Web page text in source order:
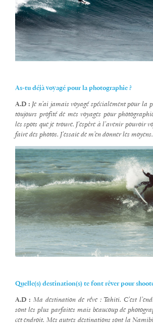
As-tu déjà voyagé pour la photographie ?
A.D : Je n’ai jamais voyagé spécialement pour la
toujours profité de mes voyages pour
les spots que je trouve. J’espère à l’avenir pouvoir
faire des photos. J’essaie de m’en donner les moyens.
Quelle(s) destination(s) te font rêver pour
A.D : Ma destination de rêve : Tahiti. C’est
sont les plus parfaites mais beaucoup de
cet endroit. Mes autres destinations sont la